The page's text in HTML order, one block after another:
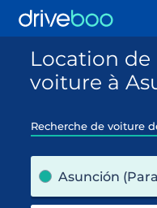
Location de
voiture à
Recherche de voiture
Asunción